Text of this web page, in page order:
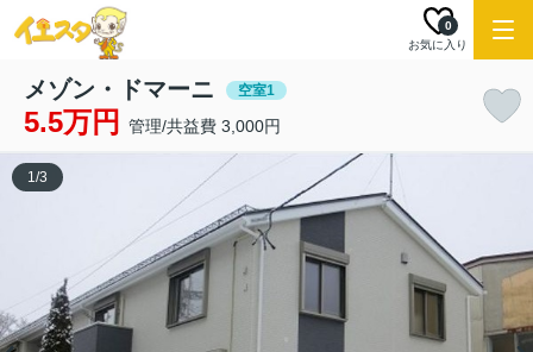
お気に入り
0
メゾン・ドマーニ 空室1
5.5万円 管理/共益費 3,000円
1/3